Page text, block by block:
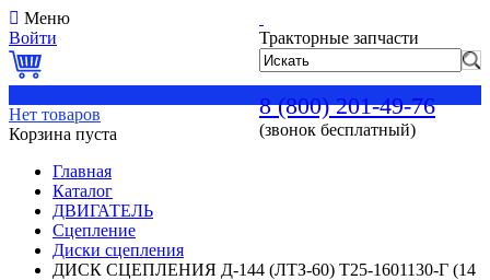
Тракторные запчасти
8 (800) 201-49-76
(звонок бесплатный)
Меню
Войти
Нет товаров
Корзина пуста
Главная
Каталог
ДВИГАТЕЛЬ
Сцепление
Диски сцепления
ДИСК СЦЕПЛЕНИЯ Д-144 (ЛТЗ-60) Т25-1601130-Г (14